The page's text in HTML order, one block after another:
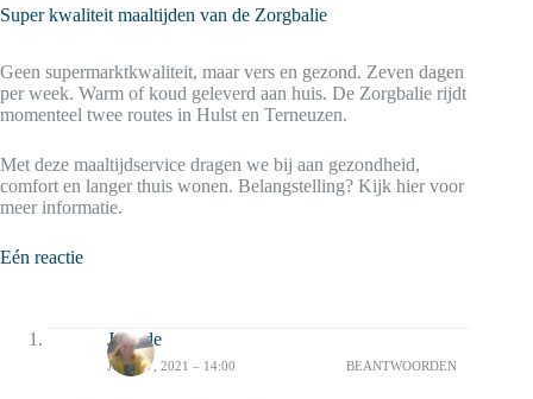
Super kwaliteit maaltijden van de Zorgbalie
Geen supermarktkwaliteit, maar vers en gezond. Zeven dagen
per week. Warm of koud geleverd aan huis. De Zorgbalie rijdt
momenteel twee routes in Hulst en Terneuzen.
Met deze maaltijdservice dragen we bij aan gezondheid,
comfort en langer thuis wonen. Belangstelling? Kijk hier voor
meer informatie.
Eén reactie
Jorinde
JUNI 17, 2021 – 14:00 BEANTWOORDEN